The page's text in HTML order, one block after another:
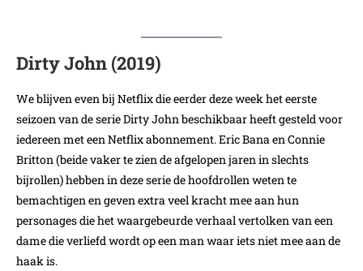
Dirty John (2019)
We blijven even bij Netflix die eerder deze week het eerste
seizoen van de serie Dirty John beschikbaar heeft gesteld voor
iedereen met een Netflix abonnement. Eric Bana en Connie
Britton (beide vaker te zien de afgelopen jaren in slechts
bijrollen) hebben in deze serie de hoofdrollen weten te
bemachtigen en geven extra veel kracht mee aan hun
personages die het waargebeurde verhaal vertolken van een
dame die verliefd wordt op een man waar iets niet mee aan de
haak is.